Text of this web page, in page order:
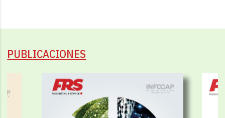
PUBLICACIONES